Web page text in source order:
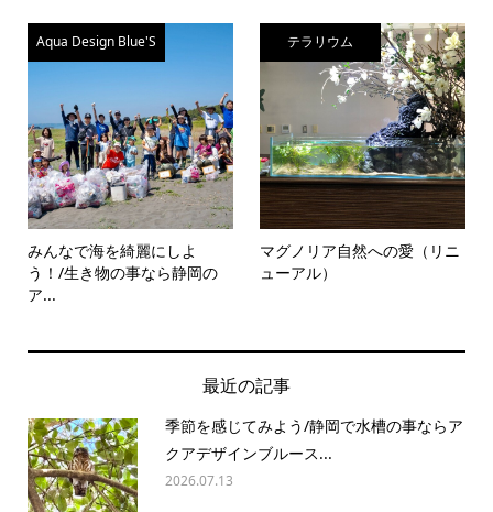
Aqua Design Blue'S
みんなで海を綺麗にしよ
う！/生き物の事なら静岡の
ア...
テラリウム
マグノリア自然への愛（リニ
ューアル）
最近の記事
季節を感じてみよう/静岡で水槽の事ならア
クアデザインブルース...
2026.07.13